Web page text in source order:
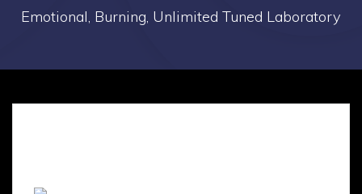
Emotional, Burning, Unlimited Tuned Laboratory